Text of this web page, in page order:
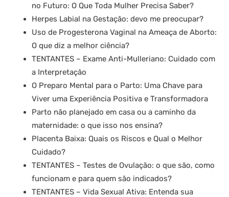
no Futuro: O Que Toda Mulher Precisa Saber?
Herpes Labial na Gestação: devo me preocupar?
Uso de Progesterona Vaginal na Ameaça de Aborto:
O que diz a melhor ciência?
TENTANTES – Exame Anti-Mulleriano: Cuidado com
a Interpretação
O Preparo Mental para o Parto: Uma Chave para
Viver uma Experiência Positiva e Transformadora
Parto não planejado em casa ou a caminho da
maternidade: o que isso nos ensina?
Placenta Baixa: Quais os Riscos e Qual o Melhor
Cuidado?
TENTANTES – Testes de Ovulação: o que são, como
funcionam e para quem são indicados?
TENTANTES – Vida Sexual Ativa: Entenda sua